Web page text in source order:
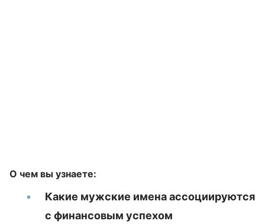
О чем вы узнаете:
Какие мужские имена ассоциируются
с финансовым успехом